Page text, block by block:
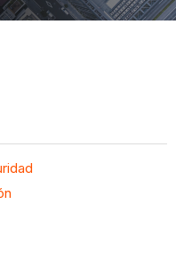
jerarquía global